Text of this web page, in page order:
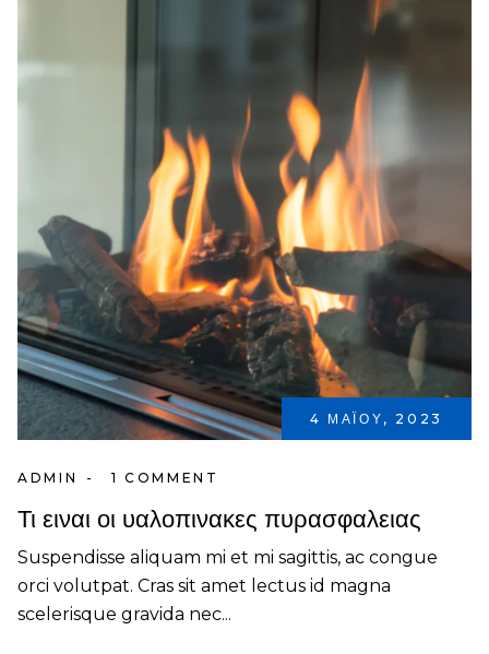
4 ΜΑΪ́ΟΥ, 2023
ADMIN 1 COMMENT
Τι ειναι οι υαλοπινακες πυρασφαλειας
Suspendisse aliquam mi et mi sagittis, ac congue
orci volutpat. Cras sit amet lectus id magna
scelerisque gravida nec...